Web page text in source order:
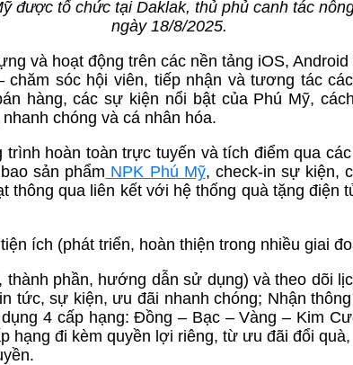
được tổ chức tại Daklak, thủ phủ canh tác
ngày 18/8/2025.
và hoạt động trên các nền tảng iOS,
sóc hội viên, tiếp nhận và tương tác
hàng, các sự kiện nổi bật của Phú Mỹ,
chóng và cá nhân hóa.
hoàn toàn trực tuyến và tích điểm qua
sản phẩm NPK Phú Mỹ, check-in sự kiện,
qua liên kết với hệ thống quà tặng điện
ích (phát triển, hoàn thiện trong nhiều giai
thành phần, hướng dẫn sử dụng) và theo dõi
tức, sự kiện, ưu đãi nhanh chóng; Nhận
4 cấp hạng: Đồng – Bạc – Vàng – Kim
hạng đi kèm quyền lợi riêng, từ ưu đãi đổi